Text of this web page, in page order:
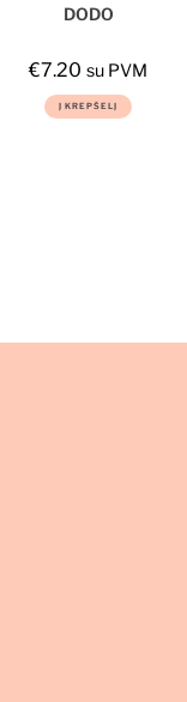
DODO
kraštais, pilkas
€7.20 su PVM
Į KREPŠELĮ